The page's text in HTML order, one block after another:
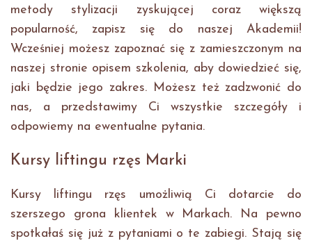
metody stylizacji zyskującej coraz większą
popularność, zapisz się do naszej Akademii!
Wcześniej możesz zapoznać się z zamieszczonym na
naszej stronie opisem szkolenia, aby dowiedzieć się,
jaki będzie jego zakres. Możesz też zadzwonić do
nas, a przedstawimy Ci wszystkie szczegóły i
odpowiemy na ewentualne pytania.
Kursy liftingu rzęs Marki
Kursy liftingu rzęs umożliwią Ci dotarcie do
szerszego grona klientek w Markach. Na pewno
spotkałaś się już z pytaniami o te zabiegi. Stają się